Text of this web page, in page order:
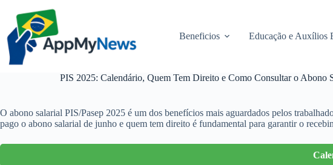
conteúdo
Beneficios Educação e Auxílios
PIS 2025: Calendário, Quem Tem Direito e Como Consultar o Abono
O abono salarial PIS/Pasep 2025 é um dos benefícios mais aguardados pelos
pago o abono salarial de junho e quem tem direito é fundamental para garantir o